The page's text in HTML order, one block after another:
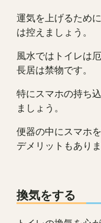
運気を上げるため
は控えましょう。
風水ではトイレは
長居は禁物です。
特にスマホの持ち
ましょう。
便器の中にスマホ
デメリットもありま
換気をする